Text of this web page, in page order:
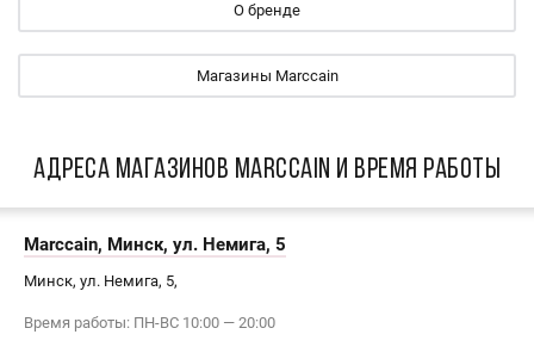
О бренде
Магазины Marccain
АДРЕСА МАГАЗИНОВ Marccain И ВРЕМЯ РАБОТЫ
Marccain, Минск, ул. Немига, 5
Минск, ул. Немига, 5,
Время работы: ПН-ВС 10:00 — 20:00